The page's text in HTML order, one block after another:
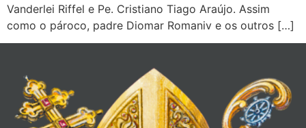
Vanderlei Riffel e Pe. Cristiano Tiago Araújo. Assim
como o pároco, padre Diomar Romaniv e os outros […]